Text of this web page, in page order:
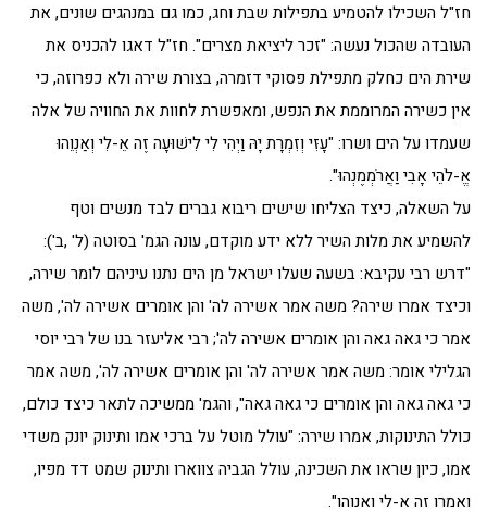
חז"ל השכילו להטמיע בתפילות שבת וחג, כמו גם במנהגים שונים, את
העובדה שהכול נעשה: "זכר ליציאת מצרים". חז"ל דאגו להכניס את
שירת הים כחלק מתפילת פסוקי דזמרה, בצורת שירה ולא כפרוזה, כי
אין כשירה המרוממת את הנפש, ומאפשרת לחוות את החוויה של אלה
שעמדו על הים ושרו: "עָזִּי וְזִמְרָת יָהּ וַיְהִי לִי לִישׁוּעָה זֶה אֵ-לִי וְאַנְוֵהוּ
אֱ-לֹהֵי אָבִי וַאֲרֹמְמֶנְהוּ".
על השאלה, כיצד הצליחו שישים ריבוא גברים לבד מנשים וטף
להשמיע את מלות השיר ללא ידע מוקדם, עונה הגמ' בסוטה (ל' ,ב'):
"דרש רבי עקיבא: בשעה שעלו ישראל מן הים נתנו עיניהם לומר שירה,
וכיצד אמרו שירה? משה אמר אשירה לה' והן אומרים אשירה לה', משה
אמר כי גאה גאה והן אומרים אשירה לה'; רבי אליעזר בנו של רבי יוסי
הגלילי אומר: משה אמר אשירה לה' והן אומרים אשירה לה', משה אמר
כי גאה גאה והן אומרים כי גאה גאה", והגמ' ממשיכה לתאר כיצד כולם,
כולל התינוקות, אמרו שירה: "עולל מוטל על ברכי אמו ותינוק יונק משדי
אמו, כיון שראו את השכינה, עולל הגביה צווארו ותינוק שמט דד מפיו,
ואמרו זה א-לי ואנוהו".